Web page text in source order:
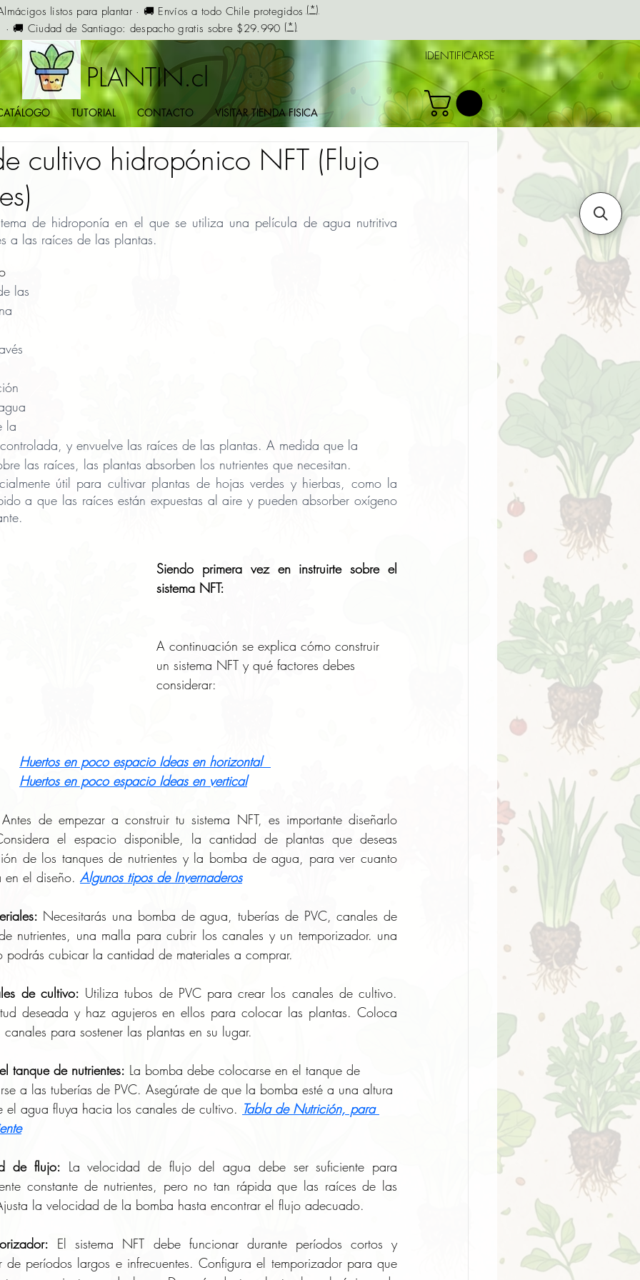
listos para plantar · 🚚 Envíos a todo Chile protegidos
· 🚚 Ciudad de Santiago: despacho gratis sobre $29.990 (*)
(*)
PLANTIN.cl
TUTORIAL CONTACTO VISITAR TIENDA FISICA
IDENTIFICARSE
cultivo hidropónico NFT (Flujo
de hidroponía en el que se utiliza una película de agua nutritiva
a las raíces de las plantas.
las
la
y envuelve las raíces de las plantas. A medida que la
las raíces, las plantas absorben los nutrientes que necesitan.
útil para cultivar plantas de hojas verdes y hierbas, como la
a que las raíces están expuestas al aire y pueden absorber oxígeno
Siendo primera vez en instruirte sobre el
sistema NFT:
A continuación se explica cómo construir
un sistema NFT y qué factores debes
considerar:
Huertos en poco espacio Ideas en horizontal
Huertos en poco espacio Ideas en vertical
de empezar a construir tu sistema NFT, es importante diseñarlo
el espacio disponible, la cantidad de plantas que deseas
de los tanques de nutrientes y la bomba de agua, para ver cuanto
en el diseño. Algunos tipos de Invernaderos
Necesitarás una bomba de agua, tuberías de PVC, canales de
nutrientes, una malla para cubrir los canales y un temporizador. una
podrás cubicar la cantidad de materiales a comprar.
de cultivo: Utiliza tubos de PVC para crear los canales de cultivo.
deseada y haz agujeros en ellos para colocar las plantas. Coloca
para sostener las plantas en su lugar.
tanque de nutrientes: La bomba debe colocarse en el tanque de
a las tuberías de PVC. Asegúrate de que la bomba esté a una altura
el agua fluya hacia los canales de cultivo. Tabla de Nutrición, para
de flujo: La velocidad de flujo del agua debe ser suficiente para
constante de nutrientes, pero no tan rápida que las raíces de las
la velocidad de la bomba hasta encontrar el flujo adecuado.
El sistema NFT debe funcionar durante períodos cortos y
de períodos largos e infrecuentes. Configura el temporizador para que